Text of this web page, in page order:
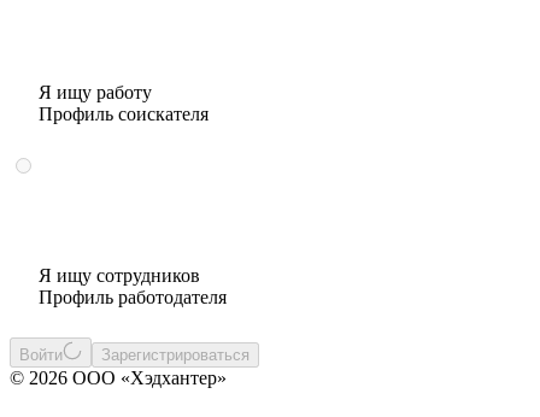
Я ищу работу
Профиль соискателя
Я ищу сотрудников
Профиль работодателя
Войти Зарегистрироваться
© 2026 ООО «Хэдхантер»